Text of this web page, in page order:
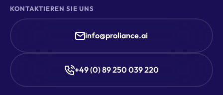
KONTAKTIEREN SIE UNS
info@proliance.ai
+49 (0) 89 250 039 220